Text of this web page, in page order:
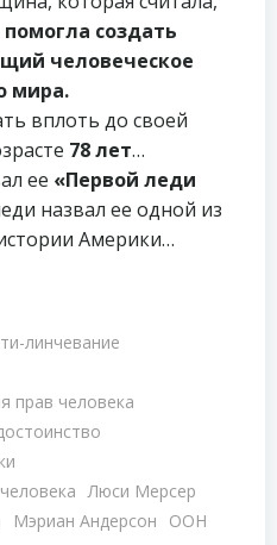
помогла создать
человеческое
мира.
вплоть до своей
78 лет…
ее «Первой леди
назвал ее одной из
Америки…
линчевание
прав человека
Люси Мерсер
Мэриан Андерсон
ООН